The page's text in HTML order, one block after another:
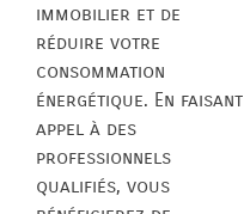
immobilier et de
réduire votre
consommation
énergétique. En faisant
appel à des
professionnels
qualifiés, vous